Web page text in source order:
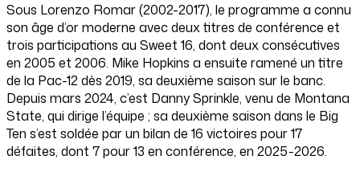
Sous Lorenzo Romar (2002-2017), le programme a connu
son âge d’or moderne avec deux titres de conférence et
trois participations au Sweet 16, dont deux consécutives
en 2005 et 2006. Mike Hopkins a ensuite ramené un titre
de la Pac-12 dès 2019, sa deuxième saison sur le banc.
Depuis mars 2024, c’est Danny Sprinkle, venu de Montana
State, qui dirige l’équipe ; sa deuxième saison dans le Big
Ten s’est soldée par un bilan de 16 victoires pour 17
défaites, dont 7 pour 13 en conférence, en 2025-2026.